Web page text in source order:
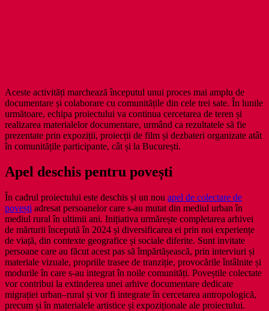
Aceste activități marchează începutul unui proces mai amplu de
documentare și colaborare cu comunitățile din cele trei sate. În lunile
următoare, echipa proiectului va continua cercetarea de teren și
realizarea materialelor documentare, urmând ca rezultatele să fie
prezentate prin expoziții, proiecții de film și dezbateri organizate atât
în comunitățile participante, cât și la București.
Apel deschis pentru povești
În cadrul proiectului este deschis și un nou apel de colectare de
povești adresat persoanelor care s-au mutat din mediul urban în
mediul rural în ultimii ani. Inițiativa urmărește completarea arhivei
de mărturii începută în 2024 și diversificarea ei prin noi experiențe
de viață, din contexte geografice și sociale diferite. Sunt invitate
persoane care au făcut acest pas să împărtășească, prin interviuri și
materiale vizuale, propriile trasee de tranziție, provocările întâlnite și
modurile în care s-au integrat în noile comunități. Poveștile colectate
vor contribui la extinderea unei arhive documentare dedicate
migrației urban–rural și vor fi integrate în cercetarea antropologică,
precum și în materialele artistice și expoziționale ale proiectului.